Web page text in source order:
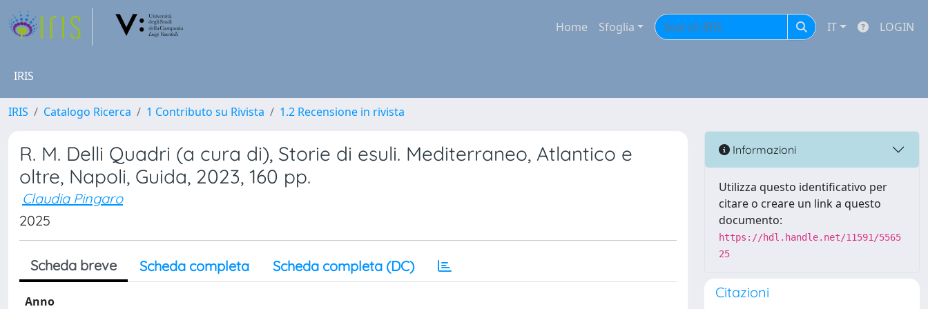
Home Sfoglia IT LOGIN
IRIS
IRIS Catalogo Ricerca 1 Contributo su Rivista 1.2 Recensione in rivista
R. M. Delli Quadri (a cura di), Storie di esuli. Mediterraneo, Atlantico e
oltre, Napoli, Guida, 2023, 160 pp.
Claudia Pingaro
2025
Scheda breve Scheda completa Scheda completa (DC)
Anno
Informazioni
Utilizza questo identificativo per
citare o creare un link a questo
documento:
https://hdl.handle.net/11591/5565
25
Citazioni